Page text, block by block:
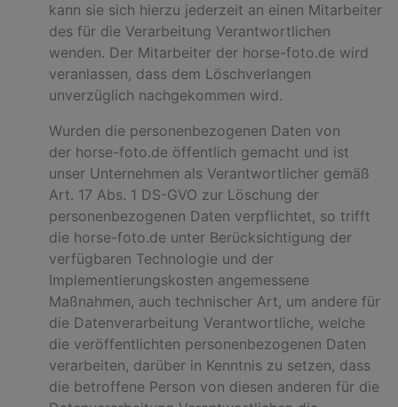
kann sie sich hierzu jederzeit an einen Mitarbeiter
des für die Verarbeitung Verantwortlichen
wenden. Der Mitarbeiter der horse-foto.de wird
veranlassen, dass dem Löschverlangen
unverzüglich nachgekommen wird.
Wurden die personenbezogenen Daten von
der horse-foto.de öffentlich gemacht und ist
unser Unternehmen als Verantwortlicher gemäß
Art. 17 Abs. 1 DS-GVO zur Löschung der
personenbezogenen Daten verpflichtet, so trifft
die horse-foto.de unter Berücksichtigung der
verfügbaren Technologie und der
Implementierungskosten angemessene
Maßnahmen, auch technischer Art, um andere für
die Datenverarbeitung Verantwortliche, welche
die veröffentlichten personenbezogenen Daten
verarbeiten, darüber in Kenntnis zu setzen, dass
die betroffene Person von diesen anderen für die